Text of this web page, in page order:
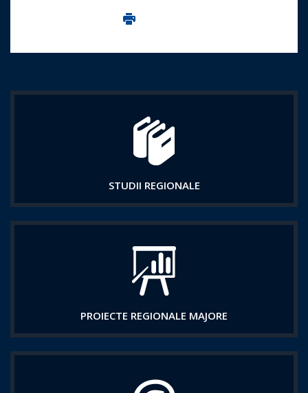
Imprima aceasta pagina
STUDII REGIONALE
PROIECTE REGIONALE MAJORE